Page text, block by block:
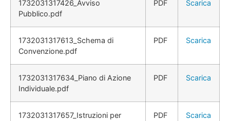
1732031317426_Avviso
Pubblico.pdf
PDF Scarica
1732031317613_Schema di
Convenzione.pdf
PDF Scarica
1732031317634_Piano di Azione
Individuale.pdf
PDF Scarica
1732031317657_Istruzioni per
PDF Scarica